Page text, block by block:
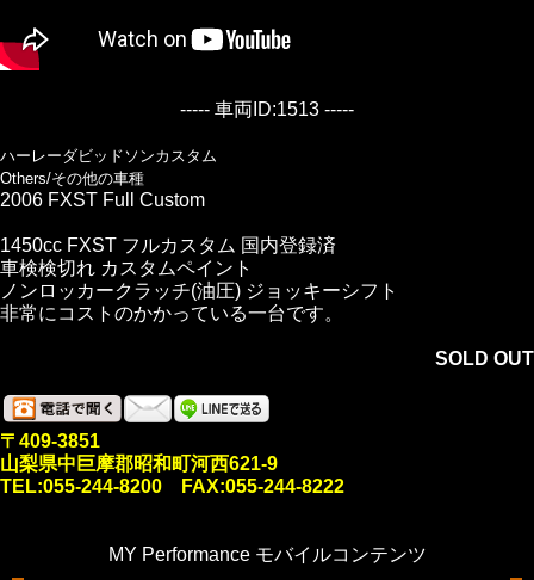
----- 車両ID:1513 -----
ハーレーダビッドソンカスタム
Others/その他の車種
2006 FXST Full Custom
1450cc FXST フルカスタム 国内登録済
車検検切れ カスタムペイント
ノンロッカークラッチ(油圧) ジョッキーシフト
非常にコストのかかっている一台です。
SOLD OUT
〒409-3851
山梨県中巨摩郡昭和町河西621-9
TEL:055-244-8200 FAX:055-244-8222
MY Performance モバイルコンテンツ